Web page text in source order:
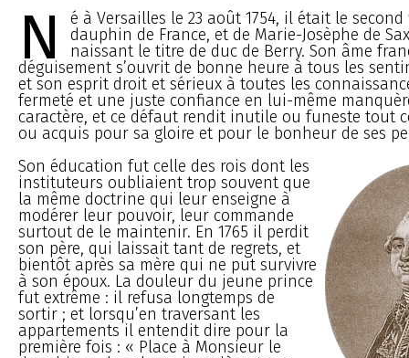
N
é à Versailles le 23 août 1754, il était le
dauphin de France, et de Marie-Josèphe de
naissant le titre de duc de Berry. Son âme
déguisement s’ouvrit de bonne heure à tous les
et son esprit droit et sérieux à toutes les
fermeté et une juste confiance en lui-même
caractère, et ce défaut rendit inutile ou funeste tout
ou acquis pour sa gloire et pour le bonheur de ses
Son éducation fut celle des rois dont les
instituteurs oubliaient trop souvent que
la même doctrine qui leur enseigne à
modérer leur pouvoir, leur commande
surtout de le maintenir. En 1765 il perdit
son père, qui laissait tant de regrets, et
bientôt après sa mère qui ne put survivre
à son époux. La douleur du jeune prince
fut extrême : il refusa longtemps de
sortir ; et lorsqu’en traversant les
appartements il entendit dire pour la
première fois : « Place à Monsieur le